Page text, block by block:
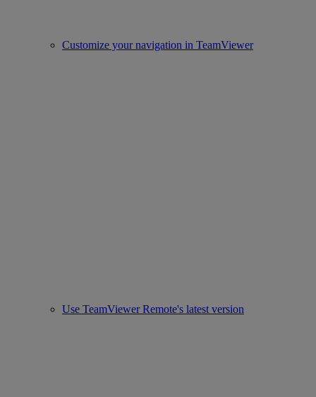
Customize your navigation in TeamViewer
Use TeamViewer Remote's latest version